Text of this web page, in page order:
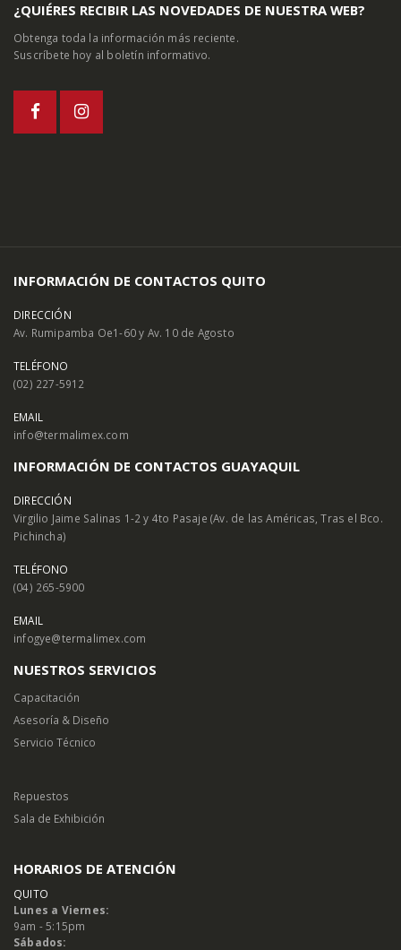
¿QUIÉRES RECIBIR LAS NOVEDADES DE NUESTRA WEB?
Obtenga toda la información más reciente.
Suscríbete hoy al boletín informativo.
INFORMACIÓN DE CONTACTOS QUITO
DIRECCIÓN
Av. Rumipamba Oe1-60 y Av. 10 de Agosto
TELÉFONO
(02) 227-5912
EMAIL
info@termalimex.com
INFORMACIÓN DE CONTACTOS GUAYAQUIL
DIRECCIÓN
Virgilio Jaime Salinas 1-2 y 4to Pasaje (Av. de las Américas, Tras el Bco.
Pichincha)
TELÉFONO
(04) 265-5900
EMAIL
infogye@termalimex.com
NUESTROS SERVICIOS
Capacitación
Asesoría & Diseño
Servicio Técnico
Repuestos
Sala de Exhibición
HORARIOS DE ATENCIÓN
QUITO
Lunes a Viernes:
9am - 5:15pm
Sábados: